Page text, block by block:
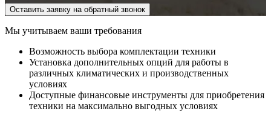
Оставить заявку на обратный звонок
Мы учитываем ваши требования
Возможность выбора комплектации техники
Установка дополнительных опций для работы в
различных климатических и производственных
условиях
Доступные финансовые инструменты для приобретения
техники на максимально выгодных условиях